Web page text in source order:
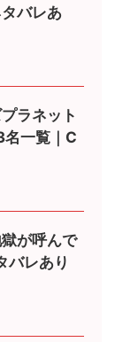
バレあ
ラネット
一覧｜C
獄が呼んで
バレあり